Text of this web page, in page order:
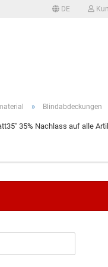
DE
» Blindabdeckungen
35% Nachlass auf alle